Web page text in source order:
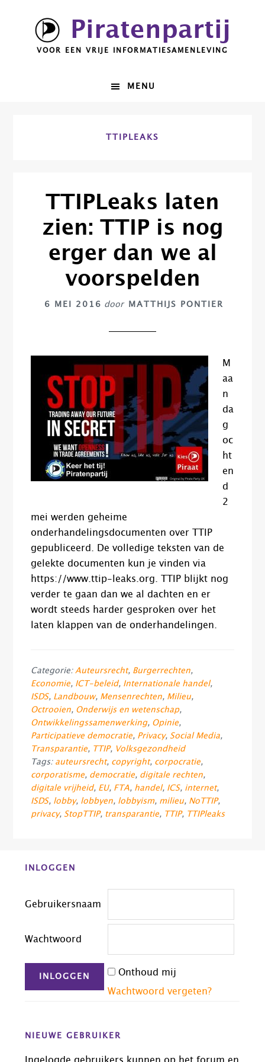
hoofdnavigatie
Piratenpartij
VOOR EEN VRIJE INFORMATIESAMENLEVING
MENU
TTIPLEAKS
TTIPLeaks laten
zien: TTIP is nog
erger dan we al
voorspelden
6 MEI 2016 door MATTHIJS PONTIER
M
aa
n
da
g
oc
ht
en
d
2
mei werden geheime
onderhandelingsdocumenten over TTIP
gepubliceerd. De volledige teksten van de
gelekte documenten kun je vinden via
https://www.ttip-leaks.org. TTIP blijkt nog
verder te gaan dan we al dachten en er
wordt steeds harder gesproken over het
laten klappen van de onderhandelingen.
Categorie: Auteursrecht, Burgerrechten,
Economie, ICT-beleid, Internationale handel,
ISDS, Landbouw, Mensenrechten, Milieu,
Octrooien, Onderwijs en wetenschap,
Ontwikkelingssamenwerking, Opinie,
Participatieve democratie, Privacy, Social Media,
Transparantie, TTIP, Volksgezondheid
Tags: auteursrecht, copyright, corpocratie,
corporatisme, democratie, digitale rechten,
digitale vrijheid, EU, FTA, handel, ICS, internet,
ISDS, lobby, lobbyen, lobbyism, milieu, NoTTIP,
privacy, StopTTIP, transparantie, TTIP, TTIPleaks
Before
INLOGGEN
Gebruikersnaam
Wachtwoord
Onthoud mij
Wachtwoord vergeten?
NIEUWE GEBRUIKER